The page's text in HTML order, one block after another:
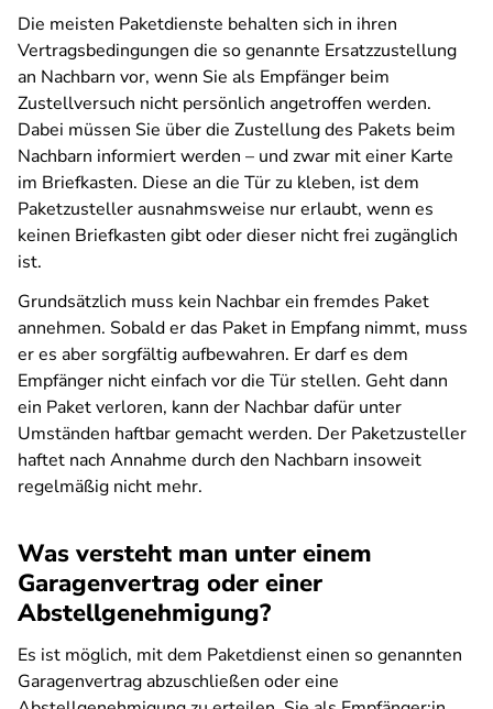
Die meisten Paketdienste behalten sich in ihren
Vertragsbedingungen die so genannte Ersatzzustellung
an Nachbarn vor, wenn Sie als Empfänger beim
Zustellversuch nicht persönlich angetroffen werden.
Dabei müssen Sie über die Zustellung des Pakets beim
Nachbarn informiert werden – und zwar mit einer Karte
im Briefkasten. Diese an die Tür zu kleben, ist dem
Paketzusteller ausnahmsweise nur erlaubt, wenn es
keinen Briefkasten gibt oder dieser nicht frei zugänglich
ist.
Grundsätzlich muss kein Nachbar ein fremdes Paket
annehmen. Sobald er das Paket in Empfang nimmt, muss
er es aber sorgfältig aufbewahren. Er darf es dem
Empfänger nicht einfach vor die Tür stellen. Geht dann
ein Paket verloren, kann der Nachbar dafür unter
Umständen haftbar gemacht werden. Der Paketzusteller
haftet nach Annahme durch den Nachbarn insoweit
regelmäßig nicht mehr.
Was versteht man unter einem
Garagenvertrag oder einer
Abstellgenehmigung?
Es ist möglich, mit dem Paketdienst einen so genannten
Garagenvertrag abzuschließen oder eine